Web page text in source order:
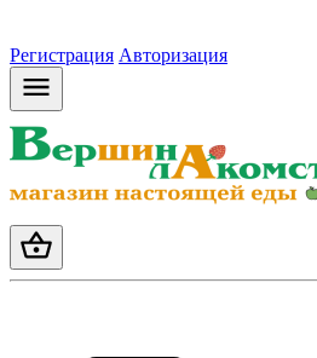
Регистрация Авторизация